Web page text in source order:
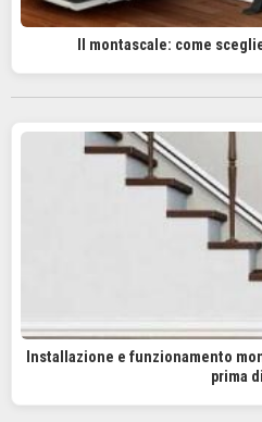
Il montascale: come
Installazione e funzionamento
prima